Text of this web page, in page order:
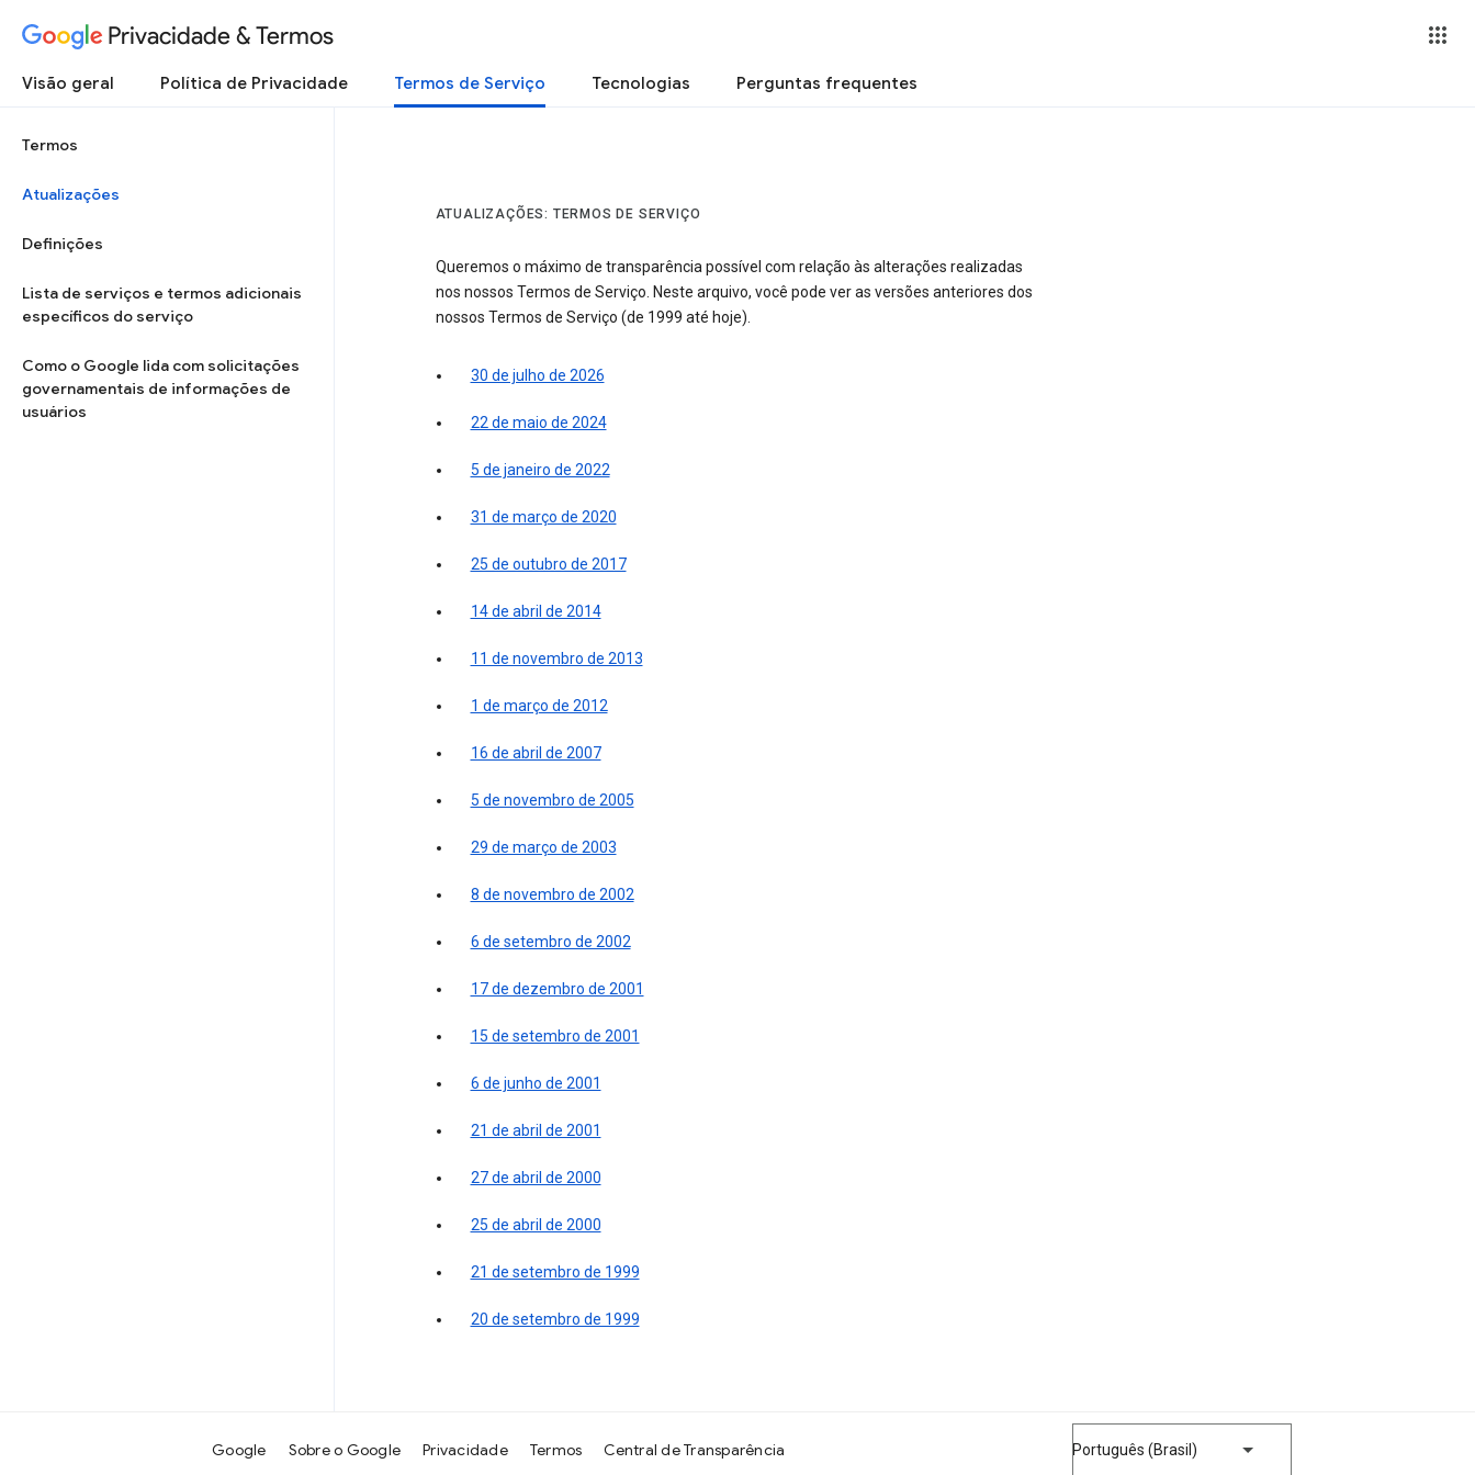
Privacidade & Termos
Visão geral Política de Privacidade Termos de Serviço Tecnologias Perguntas frequentes
Termos
Atualizações
Definições
Lista de serviços e termos adicionais
específicos do serviço
Como o Google lida com solicitações
governamentais de informações de
usuários
ATUALIZAÇÕES: TERMOS DE SERVIÇO
Queremos o máximo de transparência possível com relação às alterações realizadas
nos nossos Termos de Serviço. Neste arquivo, você pode ver as versões anteriores dos
nossos Termos de Serviço (de 1999 até hoje).
30 de julho de 2026
22 de maio de 2024
5 de janeiro de 2022
31 de março de 2020
25 de outubro de 2017
14 de abril de 2014
11 de novembro de 2013
1 de março de 2012
16 de abril de 2007
5 de novembro de 2005
29 de março de 2003
8 de novembro de 2002
6 de setembro de 2002
17 de dezembro de 2001
15 de setembro de 2001
6 de junho de 2001
21 de abril de 2001
27 de abril de 2000
25 de abril de 2000
21 de setembro de 1999
20 de setembro de 1999
Google Sobre o Google Privacidade Termos Central de Transparência Português (Brasil)